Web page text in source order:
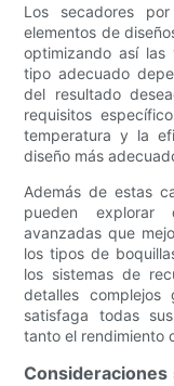
Los secadores
elementos de
optimizando así
tipo adecuado
del resultado
requisitos
temperatura y la
diseño más
Además de estas
pueden explorar
avanzadas que
los tipos de
los sistemas de
detalles complejos
satisfaga todas
tanto el rendimiento